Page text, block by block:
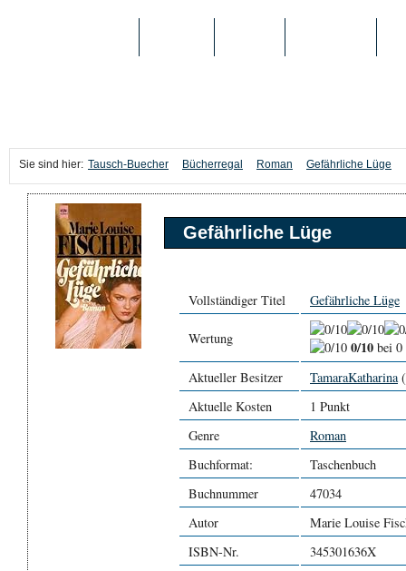
Sie sind hier: Tausch-Buecher Bücherregal Roman Gefährliche Lüge
Gefährliche Lüge
Vollständiger Titel Gefährliche Lüge
Wertung 0/10 bei 0
Aktueller Besitzer
TamaraKatharina
Aktuelle Kosten
1 Punkt
Genre
Roman
Buchformat:
Taschenbuch
Buchnummer
47034
Autor
Marie Louise
ISBN-Nr.
345301636X